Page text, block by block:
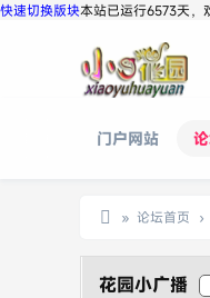
快速切换版块本站已运行6573天，
门户网站
鱼
» 论坛首页 ›
花园小广播